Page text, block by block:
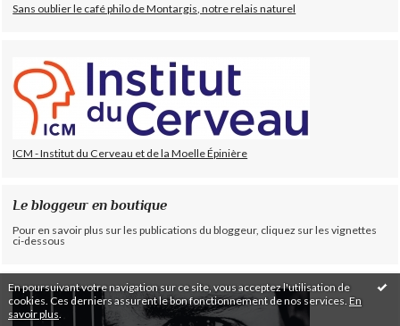
En poursuivant votre navigation sur ce site, vous acceptez l'utilisation de
cookies. Ces derniers assurent le bon fonctionnement de nos services. En
savoir plus
Sans oublier le café philo de Montargis, notre relais naturel
ICM - Institut du Cerveau et de la Moelle Épinière
Le bloggeur en boutique
Pour en savoir plus sur les publications du bloggeur, cliquez sur les vignettes
ci-dessous